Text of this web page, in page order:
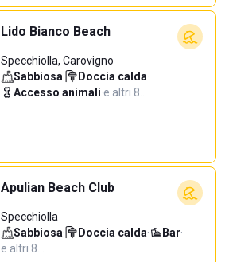
Lido Bianco Beach
Specchiolla, Carovigno
Sabbiosa· Doccia calda·
Accesso animali·e altri 8…
Apulian Beach Club
Specchiolla
Sabbiosa· Doccia calda· Bar·
e altri 8…